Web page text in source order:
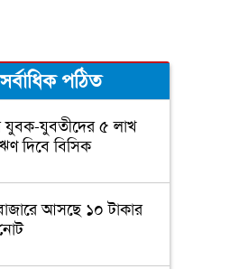
পঠিত
যুবক-যুবতীদের ৫ লাখ
দিবে বিসিক
আসছে ১০ টাকার